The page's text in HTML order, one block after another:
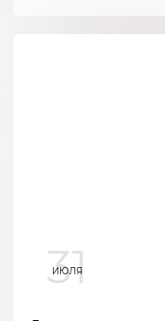
31
ИЮЛЯ